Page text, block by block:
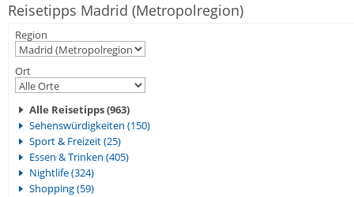
Reisetipps Madrid (Metropolregion)
Region
Ort
Alle Reisetipps (963)
Sehenswürdigkeiten (150)
Sport & Freizeit (25)
Essen & Trinken (405)
Nightlife (324)
Shopping (59)